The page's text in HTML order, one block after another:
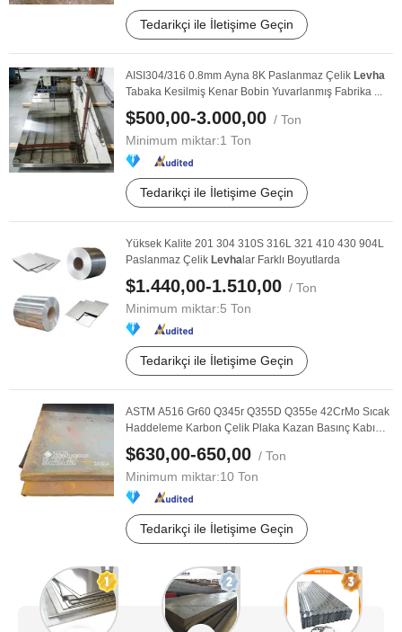
Tedarikçi ile İletişime Geçin
AISI304/316 0.8mm Ayna 8K Paslanmaz Çelik Levha
Tabaka Kesilmiş Kenar Bobin Yuvarlanmış Fabrika ...
$500,00-3.000,00 / Ton
Minimum miktar:1 Ton
Tedarikçi ile İletişime Geçin
Yüksek Kalite 201 304 310S 316L 321 410 430 904L
Paslanmaz Çelik Levha lar Farklı Boyutlarda
$1.440,00-1.510,00 / Ton
Minimum miktar:5 Ton
Tedarikçi ile İletişime Geçin
ASTM A516 Gr60 Q345r Q355D Q355e 42CrMo Sıcak
Haddeleme Karbon Çelik Plaka Kazan Basınç Kabı
Q+T Isı ...
$630,00-650,00 / Ton
Minimum miktar:10 Ton
Tedarikçi ile İletişime Geçin